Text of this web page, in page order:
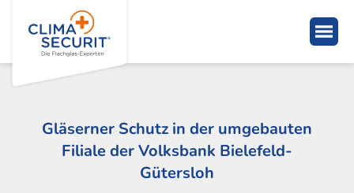
Gläserner Schutz in der umgebauten
Filiale der Volksbank Bielefeld-
Gütersloh